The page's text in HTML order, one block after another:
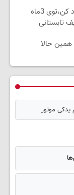
به پودر جلبک لاغری اعتماد کن،توی 3ماه
همین حالا
یدکی موتور